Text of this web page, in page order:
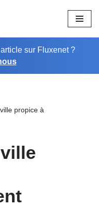
sur Fluxenet ?
propice à